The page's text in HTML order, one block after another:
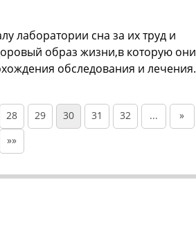
лаборатории сна за их труд и
образ жизни,в которую они
обследования и лечения.
28 29 30 31 32 ...
»
»»